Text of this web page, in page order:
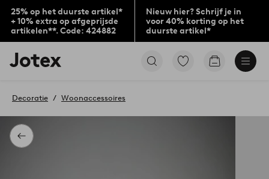
25% op het duurste artikel*
+ 10% extra op afgeprijsde
artikelen**. Code: 424882
Nieuw hier? Schrijf je in
voor 40% korting op het
duurste artikel*
Jotex
logo
to
home
page
Ga
Go
Terug
Decoratie Woonaccessoires